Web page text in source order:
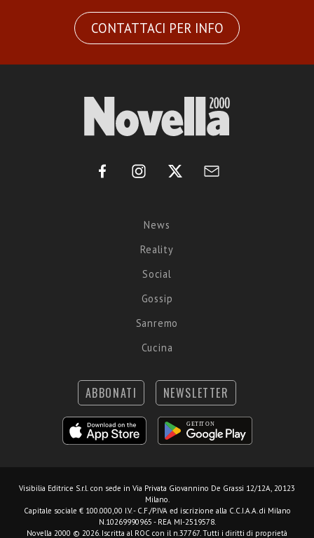
CONTATTACI PER INFO
News
Reality
Social
Gossip
Sanremo
Cucina
ABBONATI NEWSLETTER
Visibilia Editrice S.r.l. con sede in Via Privata Giovannino De Grassi 12/12A, 20123
Milano.
Capitale sociale € 100.000,00 I.V. - C.F./P.IVA ed iscrizione alla C.C.I.A.A. di Milano
N.10269990965 - REA MI-2519578.
Novella 2000 © 2026. Iscritta al ROC con il n.37767. Tutti i diritti di proprietà